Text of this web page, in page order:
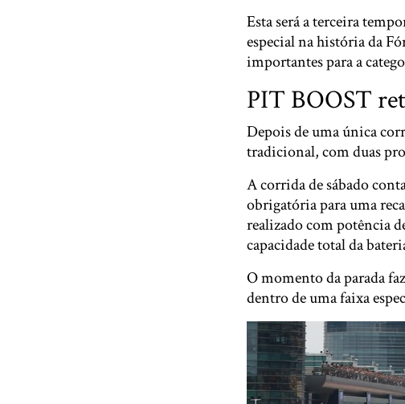
Esta será a terceira
especial na história da
importantes para a
PIT BOOST
Depois de uma única
tradicional, com duas
A corrida de sábado
obrigatória para uma
realizado com potência
capacidade total da
O momento da parada
dentro de uma faixa